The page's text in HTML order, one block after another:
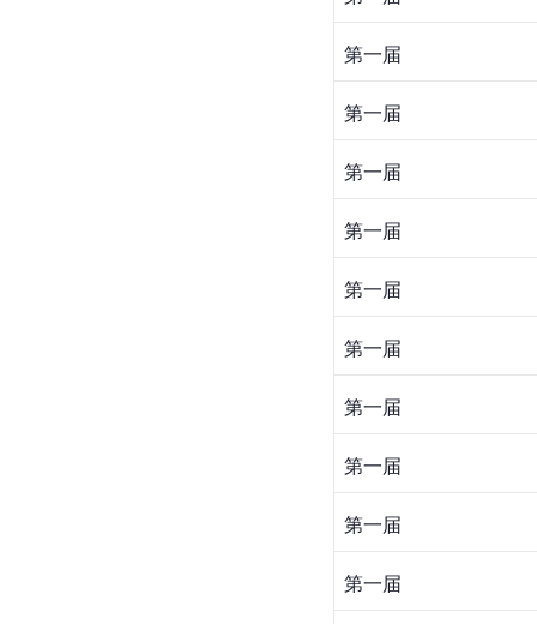
第一届
第一届
第一届
第一届
第一届
第一届
第一届
第一届
第一届
第一届